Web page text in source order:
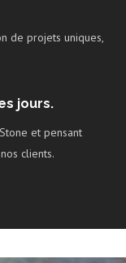
de projets uniques,
jours.
et pensant
clients.